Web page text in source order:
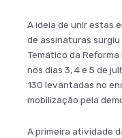
A ideia de unir estas
de assinaturas
Temático da
nos dias 3, 4 e 5 de
130 levantadas no
mobilização pela
A primeira atividade